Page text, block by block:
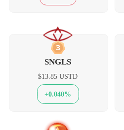
3
SNGLS
$13.85 USTD
+0.040%